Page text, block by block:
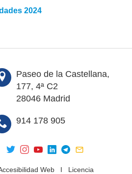
2024
Paseo de la Castellana,
177, 4ª C2
28046 Madrid
914 178 905
WebI Licencia